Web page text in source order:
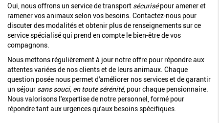
Oui, nous offrons un service de transport sécurisépour amener et
ramener vos animaux selon vos besoins. Contactez-nous pour
discuter des modalités et obtenir plus de renseignements sur ce
service spécialisé qui prend en compte le bien-être de vos
compagnons.
Nous mettons régulièrement à jour notre offre pour répondre aux
attentes variées de nos clients et de leurs animaux. Chaque
question posée nous permet d'améliorer nos services et de garantir
un séjour sans souci, en toute sérénité, pour chaque pensionnaire.
Nous valorisons l'expertise de notre personnel, formé pour
répondre tant aux urgences qu'aux besoins spécifiques.